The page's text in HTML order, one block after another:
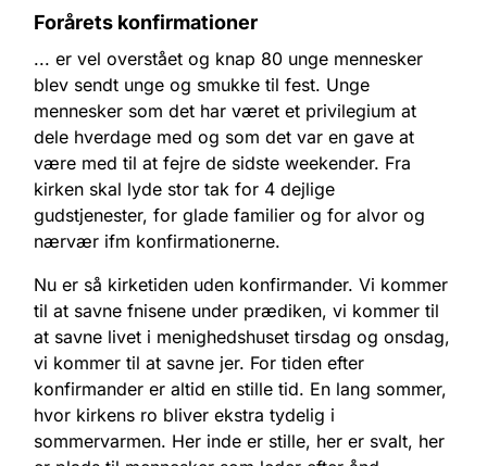
Forårets konfirmationer
... er vel overstået og knap 80 unge mennesker
blev sendt unge og smukke til fest. Unge
mennesker som det har været et privilegium at
dele hverdage med og som det var en gave at
være med til at fejre de sidste weekender. Fra
kirken skal lyde stor tak for 4 dejlige
gudstjenester, for glade familier og for alvor og
nærvær ifm konfirmationerne.
Nu er så kirketiden uden konfirmander. Vi kommer
til at savne fnisene under prædiken, vi kommer til
at savne livet i menighedshuset tirsdag og onsdag,
vi kommer til at savne jer. For tiden efter
konfirmander er altid en stille tid. En lang sommer,
hvor kirkens ro bliver ekstra tydelig i
sommervarmen. Her inde er stille, her er svalt, her